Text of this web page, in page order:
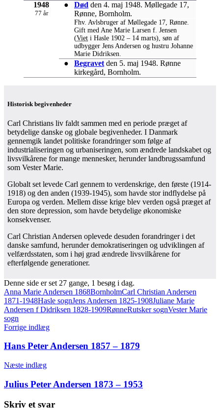
1948
77 år
● Død den 4. maj 1948. Møllegade 17,
Rønne, Bornholm.
Fhv. Avlsbruger af Møllegade 17, Rønne.
Gift med Ane Marie Larsen f. Jensen
(Viet i Hasle 1902 – 14 marts), søn af
udbygger Jens Andersen og hustru Johanne
Marie Didriksen.
● Begravet den 5. maj 1948. Rønne
kirkegård, Bornholm.
Historisk begivenheder
Carl Christians liv faldt sammen med en periode præget af
betydelige danske og globale begivenheder. I Danmark
gennemgik landet politiske forandringer som følge af
industrialiseringen og urbaniseringen, som ændrede landskabet og
livsvilkårene for mange mennesker, herunder landbrugssamfund
som Vester Marie.
Globalt set levede Carl gennem to verdenskrige, den første (1914-
1918) og den anden (1939-1945), som havde stor indflydelse på
Europa og verden. Mellem disse krige blev verden også præget af
den store depression, som havde betydelige økonomiske
konsekvenser.
Carl Christian Andersen oplevede desuden forandringer i det
danske samfund, herunder demokratiseringen og udviklingen af
velfærdsstaten, som i høj grad ændrede livsvilkårene for
efterfølgende generationer.
Denne side er set 27 gange, 1 besøg i dag.
Tags
Anna Marie Andersen 1868BornholmCarl Christian Andersen
1871-1948Hasle sognJens Andersen 1825-1908Juliane Marie
Andersen f Didriksen 1828-1909RønneRutsker sognVester Marie
sogn
Indlægsnavigation
Forrige indlæg
Hans Peter Andersen 1857 – 1879
Næste indlæg
Julius Peter Andersen 1873 – 1953
Skriv et svar